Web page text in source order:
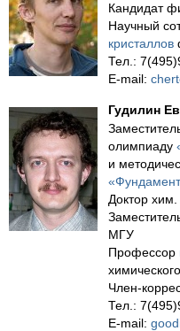
Кандидат
Научный
кристаллов
Тел.:
E-mail:
Гудилин
олимпиаду
и
Доктор хим.
МГУ
Профессор
Член-
Тел.:
E-mail: